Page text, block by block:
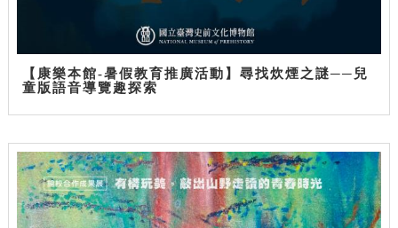
【康樂本館-暑假教育推廣活動】尋找炊煙之謎──兒
童版語音導覽趣探索